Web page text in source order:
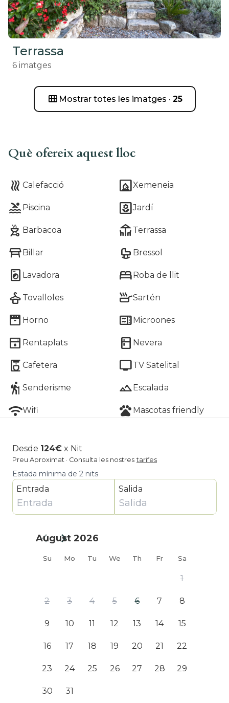
Terrassa
6 imatges
view_module Mostrar totes les imatges · 25
Què ofereix aquest lloc
heat Calefacció fireplaceXemeneia
pool Piscina yardJardí
outdoor_grill Barbacoa deck Terrassa
table_restaurant Billar crib Bressol
local_laundry_service Lavadora bed Roba de llit
dry_cleaning Tovalloles skilletSartén
oven Horno microwave Microones
dishwasher Rentaplats kitchen Nevera
coffee_maker Cafetera tvTV Satelital
hiking Senderisme terrain Escalada
wifiWifi pets Mascotas friendly
Desde 124€ x Nit
Preu Aproximat · Consulta les nostres tarifes
Estada mínima de 2 nits
Entrada Salida
August 2026
Su Mo Tu We Th Fr Sa
1
2 3 4 5 6 7 8
9 10 11 12 13 14 15
16 17 18 19 20 21 22
23 24 25 26 27 28 29
30 31